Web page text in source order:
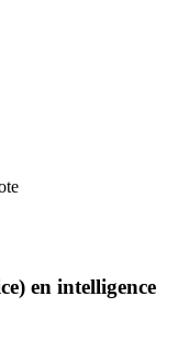
en intelligence